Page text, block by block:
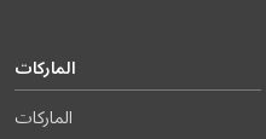
الماركات
الماركات